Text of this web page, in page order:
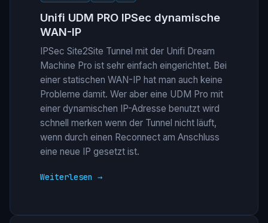
Unifi UDM PRO IPSec dynamische
WAN-IP
IPSec Site2Site Tunnel mit der Unifi Dream
Machine Pro ist sehr einfach eingerichtet. Bei
einer statischen WAN-IP hat man auch keine
Probleme damit. Wer aber eine UDM Pro mit
einer dynamischen IP-Adresse benutzt wird
schnell merken wenn der Tunnel nicht läuft,
wenn durch einen Reconnect am Anschluss
eine neue IP gesetzt ist.
Weiterlesen →